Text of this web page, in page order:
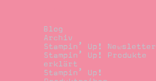
Blog
Archiv
Stampin’ Up! Newsletter
Stampin’ Up! Produkte
erklärt
Stampin’ Up!